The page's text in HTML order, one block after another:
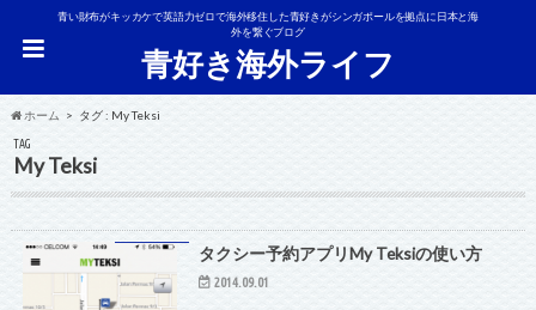
青い財布がキッカケで英語力ゼロで海外移住した青好きがシンガポールを拠点に日本と海
外を繋ぐブログ
青好き海外ライフ
ホーム タグ : My Teksi
TAG
My Teksi
タクシー予約アプリMy Teksiの使い方
2014.09.01